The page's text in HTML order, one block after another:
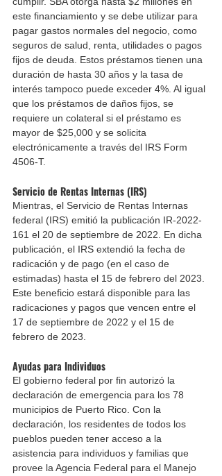
este financiamiento y se debe utilizar para
pagar gastos normales del negocio, como
seguros de salud, renta, utilidades o pagos
fijos de deuda. Estos préstamos tienen una
duración de hasta 30 años y la tasa de
interés tampoco puede exceder 4%. Al igual
que los préstamos de daños fijos, se
requiere un colateral si el préstamo es
mayor de $25,000 y se solicita
electrónicamente a través del IRS Form
4506-T.
Servicio de Rentas Internas (IRS)
Mientras, el Servicio de Rentas Internas
federal (IRS) emitió la publicación IR-2022-
161 el 20 de septiembre de 2022. En dicha
publicación, el IRS extendió la fecha de
radicación y de pago (en el caso de
estimadas) hasta el 15 de febrero del 2023.
Este beneficio estará disponible para las
radicaciones y pagos que vencen entre el
17 de septiembre de 2022 y el 15 de
febrero de 2023.
Ayudas para Individuos
El gobierno federal por fin autorizó la
declaración de emergencia para los 78
municipios de Puerto Rico. Con la
declaración, los residentes de todos los
pueblos pueden tener acceso a la
asistencia para individuos y familias que
provee la Agencia Federal para el Manejo